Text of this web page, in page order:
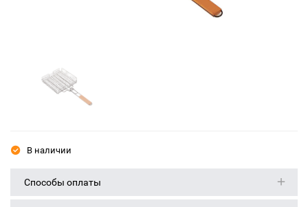
В наличии
Способы оплаты